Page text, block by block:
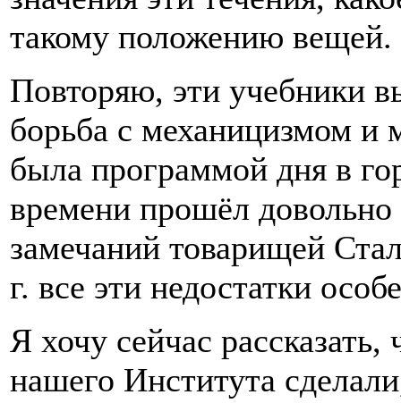
такому положению вещей.
Повторяю, эти учебники
борьба с механицизмом
была программой дня в
времени прошёл
замечаний товарищей
г. все эти недостатки
Я хочу сейчас
нашего Института